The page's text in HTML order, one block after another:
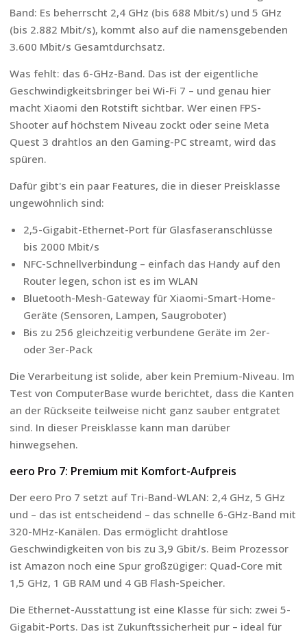
Band: Es beherrscht 2,4 GHz (bis 688 Mbit/s) und 5 GHz
(bis 2.882 Mbit/s), kommt also auf die namensgebenden
3.600 Mbit/s Gesamtdurchsatz.
Was fehlt: das 6-GHz-Band. Das ist der eigentliche
Geschwindigkeitsbringer bei Wi-Fi 7 – und genau hier
macht Xiaomi den Rotstift sichtbar. Wer einen FPS-
Shooter auf höchstem Niveau zockt oder seine Meta
Quest 3 drahtlos an den Gaming-PC streamt, wird das
spüren.
Dafür gibt's ein paar Features, die in dieser Preisklasse
ungewöhnlich sind:
2,5-Gigabit-Ethernet-Port für Glasfaseranschlüsse
bis 2000 Mbit/s
NFC-Schnellverbindung – einfach das Handy auf den
Router legen, schon ist es im WLAN
Bluetooth-Mesh-Gateway für Xiaomi-Smart-Home-
Geräte (Sensoren, Lampen, Saugroboter)
Bis zu 256 gleichzeitig verbundene Geräte im 2er-
oder 3er-Pack
Die Verarbeitung ist solide, aber kein Premium-Niveau. Im
Test von ComputerBase wurde berichtet, dass die Kanten
an der Rückseite teilweise nicht ganz sauber entgratet
sind. In dieser Preisklasse kann man darüber
hinwegsehen.
eero Pro 7: Premium mit Komfort-Aufpreis
Der eero Pro 7 setzt auf Tri-Band-WLAN: 2,4 GHz, 5 GHz
und – das ist entscheidend – das schnelle 6-GHz-Band mit
320-MHz-Kanälen. Das ermöglicht drahtlose
Geschwindigkeiten von bis zu 3,9 Gbit/s. Beim Prozessor
ist Amazon noch eine Spur großzügiger: Quad-Core mit
1,5 GHz, 1 GB RAM und 4 GB Flash-Speicher.
Die Ethernet-Ausstattung ist eine Klasse für sich: zwei 5-
Gigabit-Ports. Das ist Zukunftssicherheit pur – ideal für